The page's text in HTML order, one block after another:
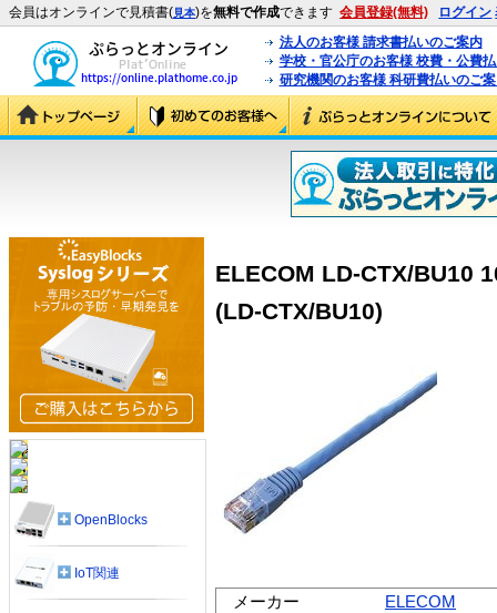
会員はオンラインで見積書(見本)を無料で作成できます 会員登録(無料) ログイン
法人のお客様 請求書払いのご案内
学校・官公庁のお客様 校費・公費
研究機関のお客様 科研費払いのご
ELECOM LD-CTX/BU10
(LD-CTX/BU10)
メーカー
ELECOM
OpenBlocks
IoT関連